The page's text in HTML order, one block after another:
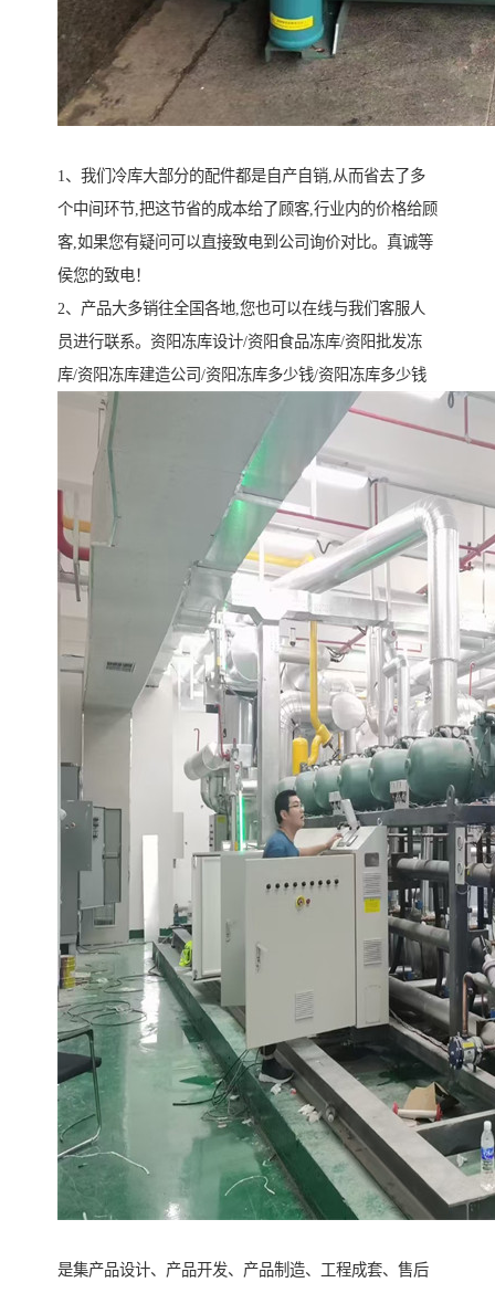
1、我们冷库大部分的配件都是自产自销,从而省去了多
个中间环节,把这节省的成本给了顾客,行业内的价格给顾
客,如果您有疑问可以直接致电到公司询价对比。真诚等
侯您的致电！
2、产品大多销往全国各地,您也可以在线与我们客服人
员进行联系。资阳冻库设计/资阳食品冻库/资阳批发冻
库/资阳冻库建造公司/资阳冻库多少钱/资阳冻库多少钱
是集产品设计、产品开发、产品制造、工程成套、售后